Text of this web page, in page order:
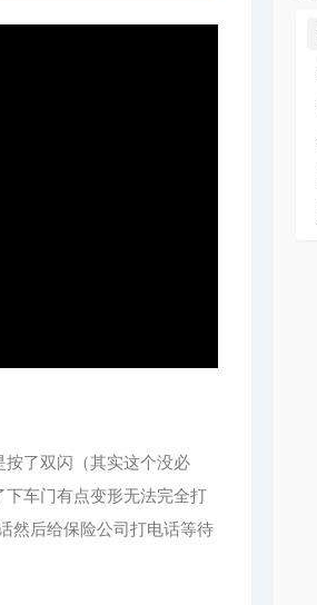
了双闪（其实这个没必
车门有点变形无法完全打
然后给保险公司打电话等待